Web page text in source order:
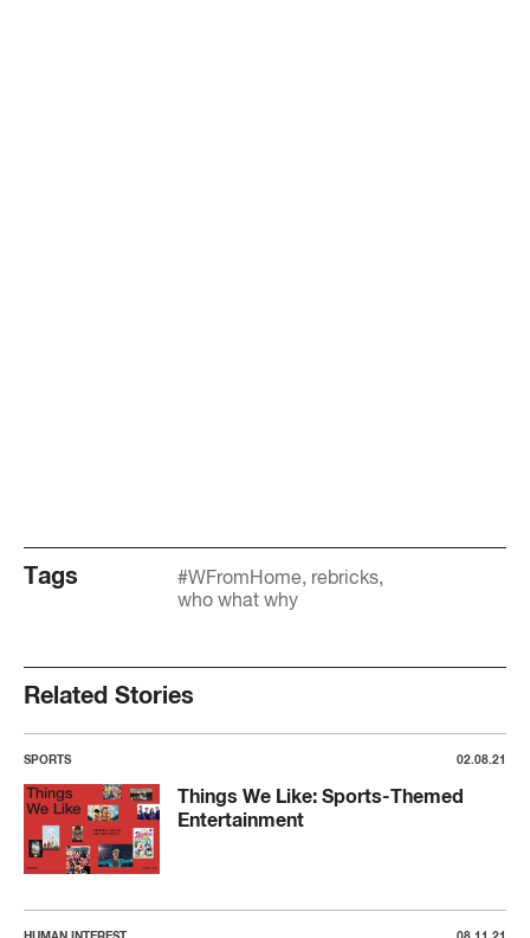
Tags #WFromHome rebricks
who what why
Related Stories
SPORTS 02.08.21
Things We Like: Sports-Themed
Entertainment